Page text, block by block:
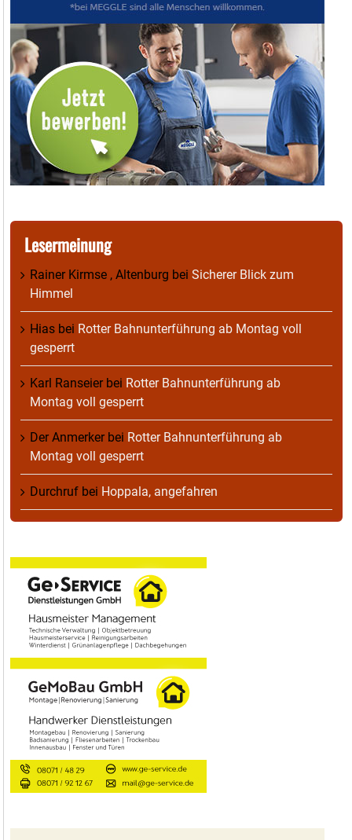
Lesermeinung
Rainer Kirmse , Altenburg bei Sicherer Blick zum
Himmel
Hias bei Rotter Bahnunterführung ab Montag voll
gesperrt
Karl Ranseierbei Rotter Bahnunterführung ab
Montag voll gesperrt
Der Anmerkerbei Rotter Bahnunterführung ab
Montag voll gesperrt
Durchruf bei Hoppala, angefahren